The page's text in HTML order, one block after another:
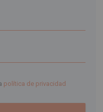
política de privacidad